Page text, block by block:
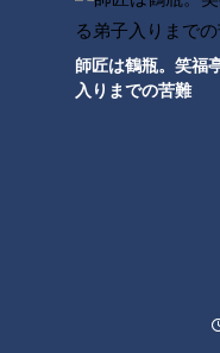
師匠は鶴瓶。笑福
入りまでの苦難